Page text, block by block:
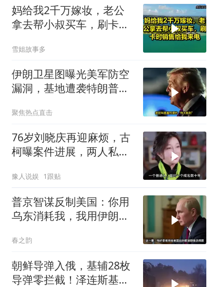
妈给我2千万嫁妆，老公
拿去帮小叔买车，刷卡时
雪姐故事多
伊朗卫星图曝光美军防空
漏洞，基地遭袭特朗普求
聚焦热点直击
76岁刘晓庆再迎麻烦，古
柯曝案件进展，两人私密
豫人说娱 1跟贴
普京智谋反制美国：你用
乌东消耗我，我用伊朗消
春之韵
朝鲜导弹入俄，基辅28枚
导弹零拦截！泽连斯基紧